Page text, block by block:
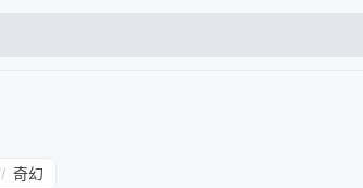
/ 奇幻